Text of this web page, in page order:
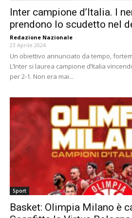
Inter campione d’Italia. I
prendono lo scudetto nel
Redazione Nazionale -
23 Aprile 2024
Un obiettivo annunciato da tempo,
L’Inter si laurea campione d’Italia
per 2-1. Non era mai...
Sport
Basket: Olimpia Milano è